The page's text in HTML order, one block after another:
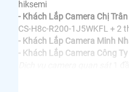
hiksemi
- Khách Lắp Camera Chị Trân
CS-H8c-R200-1J5WKFL + 2
- Khách Lắp Camera Minh
- Khách Lắp Camera Công